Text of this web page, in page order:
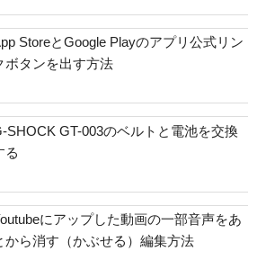
StoreとGoogle Playのアプリ公式リン
ボタンを出す方法
SHOCK GT-003のベルトと電池を交換
る
にアップした動画の一部音声をあ
から消す（かぶせる）編集方法